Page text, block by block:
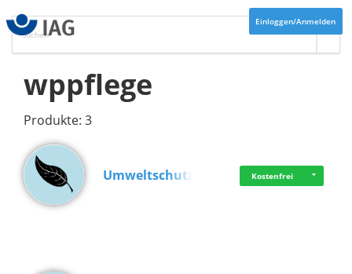
Einloggen/Anmelden
wppflege
Produkte: 3
Umweltschutz Kostenfrei